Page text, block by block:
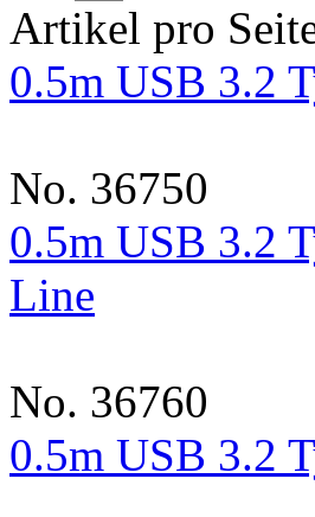
Artikel pro
0.5m USB 3.2
No. 36750
0.5m USB 3.2
Line
No. 36760
0.5m USB 3.2